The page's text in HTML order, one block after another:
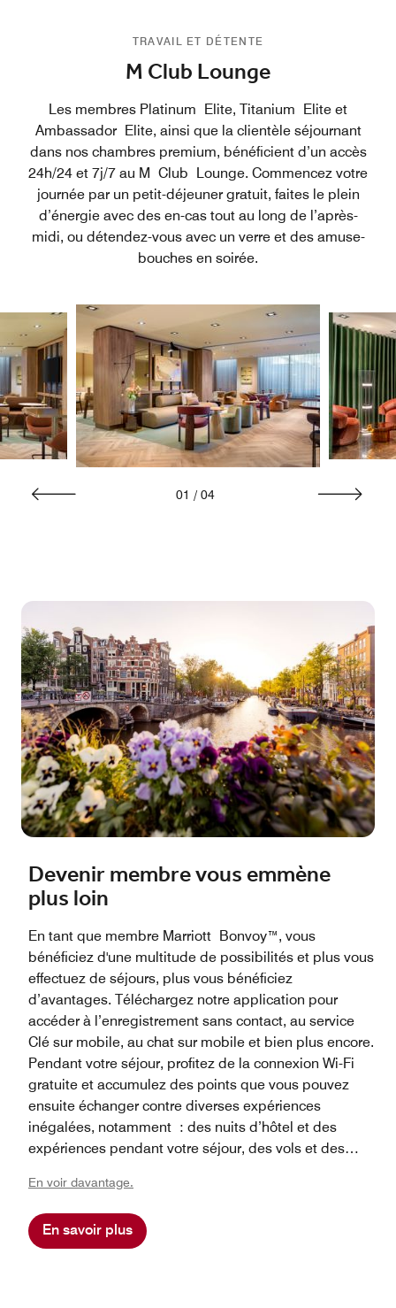
TRAVAIL ET DÉTENTE
M Club Lounge
Les membres Platinum Elite, Titanium Elite et
Ambassador Elite, ainsi que la clientèle séjournant
dans nos chambres premium, bénéficient d’un accès
24h/24 et 7j/7 au M Club Lounge. Commencez votre
journée par un petit-déjeuner gratuit, faites le plein
d’énergie avec des en-cas tout au long de l’après-
midi, ou détendez-vous avec un verre et des amuse-
bouches en soirée.
01 / 04
Devenir membre vous emmène
plus loin
En tant que membre Marriott Bonvoy™, vous
bénéficiez d'une multitude de possibilités et plus vous
effectuez de séjours, plus vous bénéficiez
d’avantages. Téléchargez notre application pour
accéder à l’enregistrement sans contact, au service
Clé sur mobile, au chat sur mobile et bien plus encore.
Pendant votre séjour, profitez de la connexion Wi-Fi
gratuite et accumulez des points que vous pouvez
ensuite échanger contre diverses expériences
inégalées, notamment : des nuits d’hôtel et des
expériences pendant votre séjour, des vols et des
cadeaux, ainsi que des expériences inoubliables de
restauration, de concerts et de sport avec Marriott
Bonvoy™ Moments, et bien d'autres. Quels que soient
vos goûts, les 30 enseignes hôtelières de notre
En voir davantage.
En savoir plus